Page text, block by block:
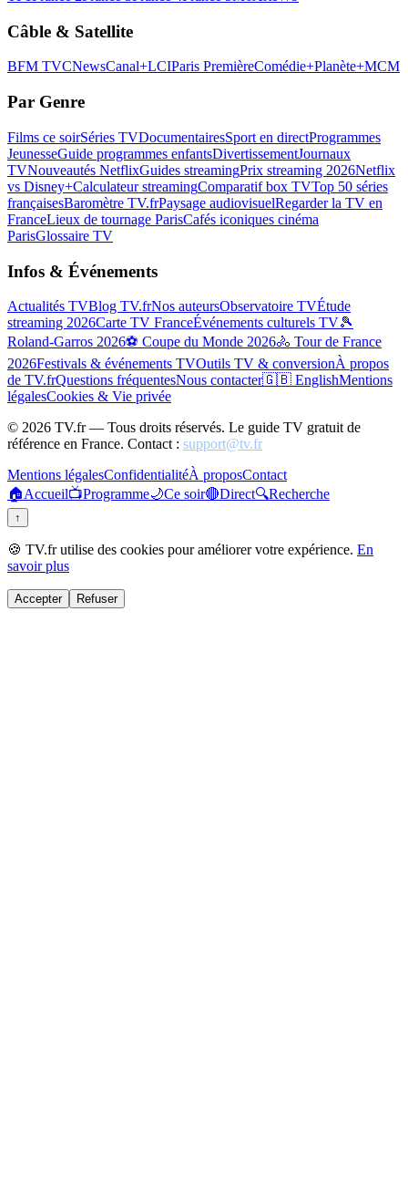
Câble & Satellite
BFM TVCNewsCanal+LCIParis PremièreComédie+Planète+MCM
Par Genre
Films ce soirSéries TVDocumentairesSport en directProgrammes
JeunesseGuide programmes enfantsDivertissementJournaux
TVNouveautés NetflixGuides streamingPrix streaming 2026Netflix
vs Disney+Calculateur streamingComparatif box TVTop 50 séries
françaisesBaromètre TV.frPaysage audiovisuelRegarder la TV en
FranceLieux de tournage ParisCafés iconiques cinéma
ParisGlossaire TV
Infos & Événements
Actualités TVBlog TV.frNos auteursObservatoire TVÉtude
streaming 2026Carte TV FranceÉvénements culturels TV🎾
Roland-Garros 2026⚽ Coupe du Monde 2026🚴 Tour de France
2026Festivals & événements TVOutils TV & conversionÀ propos
de TV.frQuestions fréquentesNous contacter🇬🇧 EnglishMentions
légalesCookies & Vie privée
© 2026 TV.fr — Tous droits réservés. Le guide TV gratuit de
référence en France. Contact : support@tv.fr
Mentions légalesConfidentialitéÀ proposContact
🏠Accueil📺Programme🌙Ce soir🔴Direct🔍Recherche
↑
🍪 TV.fr utilise des cookies pour améliorer votre expérience. En
savoir plus
Accepter Refuser